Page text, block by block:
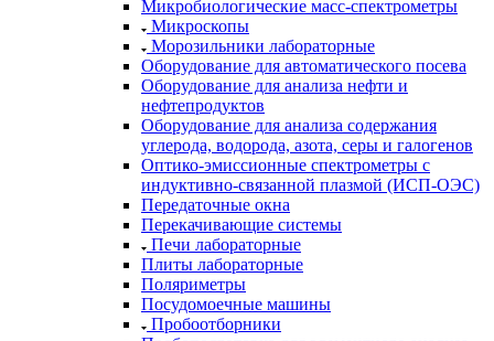
Микробиологические масс-спектрометры
Микроскопы
Морозильники лабораторные
Оборудование для автоматического посева
Оборудование для анализа нефти и
нефтепродуктов
Оборудование для анализа содержания
углерода, водорода, азота, серы и галогенов
Оптико-эмиссионные спектрометры с
индуктивно-связанной плазмой (ИСП-ОЭС)
Передаточные окна
Перекачивающие системы
Печи лабораторные
Плиты лабораторные
Поляриметры
Посудомоечные машины
Пробоотборники